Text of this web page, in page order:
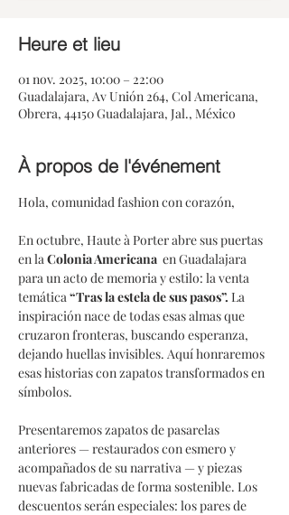
Heure et lieu
01 nov. 2025, 10:00 – 22:00
Guadalajara, Av Unión 264, Col Americana,
Obrera, 44150 Guadalajara, Jal., México
À propos de l'événement
Hola, comunidad fashion con corazón,
En octubre, Haute à Porter abre sus puertas
en la Colonia Americana en Guadalajara
para un acto de memoria y estilo: la venta
temática “Tras la estela de sus pasos”. La
inspiración nace de todas esas almas que
cruzaron fronteras, buscando esperanza,
dejando huellas invisibles. Aquí honraremos
esas historias con zapatos transformados en
símbolos.
Presentaremos zapatos de pasarelas
anteriores — restaurados con esmero y
acompañados de su narrativa — y piezas
nuevas fabricadas de forma sostenible. Los
descuentos serán especiales: los pares de